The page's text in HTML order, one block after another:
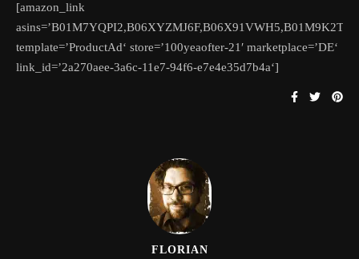
[amazon_link
asins=’B01M7YQPI2,B06XYZMJ6F,B06X91VWH5,B01M9K2TJ2′
template=’ProductAd‘ store=’100yeaofter-21′ marketplace=’DE‘
link_id=’2a270aee-3a6c-11e7-94f6-e7e4e35d7b4a‘]
FLORIAN